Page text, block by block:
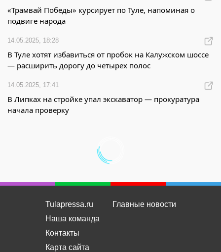
«Трамвай Победы» курсирует по Туле, напоминая о
подвиге народа
14.05.2025, 18:28
В Туле хотят избавиться от пробок на Калужском шоссе
— расширить дорогу до четырех полос
14.05.2025, 17:41
В Липках на стройке упал экскаватор — прокуратура
начала проверку
Tulapressa.ru
Наша команда
Контакты
Карта сайта
Главные новости